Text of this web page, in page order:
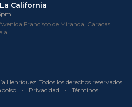
California
Francisco de Miranda, Caracas
Todos los derechos reservados.
· Privacidad · Términos